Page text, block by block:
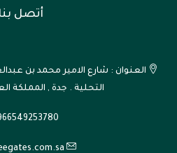
أتصل بنا
العنوان : شارع الامير محمد بن
التحلية . جدة , المملكة